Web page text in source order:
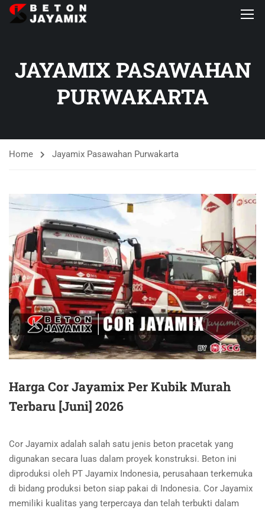
JAYAMIX PASAWAHAN
PURWAKARTA
Home Jayamix Pasawahan Purwakarta
Harga Cor Jayamix Per Kubik Murah
Terbaru [Juni] 2026
Cor Jayamix adalah salah satu jenis beton pracetak yang
digunakan secara luas dalam proyek konstruksi. Beton ini
diproduksi oleh PT Jayamix Indonesia, perusahaan terkemuka
di bidang produksi beton siap pakai di Indonesia. Cor Jayamix
memiliki kualitas yang terpercaya dan telah terbukti dalam